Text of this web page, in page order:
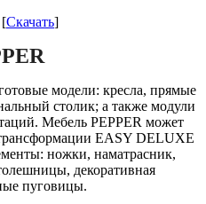
[Скачать]
модели: кресла, прямые
столик; а также модули
Мебель PEPPER может
EASY DELUXE
ножки, наматрасник,
декоративная
пуговицы.